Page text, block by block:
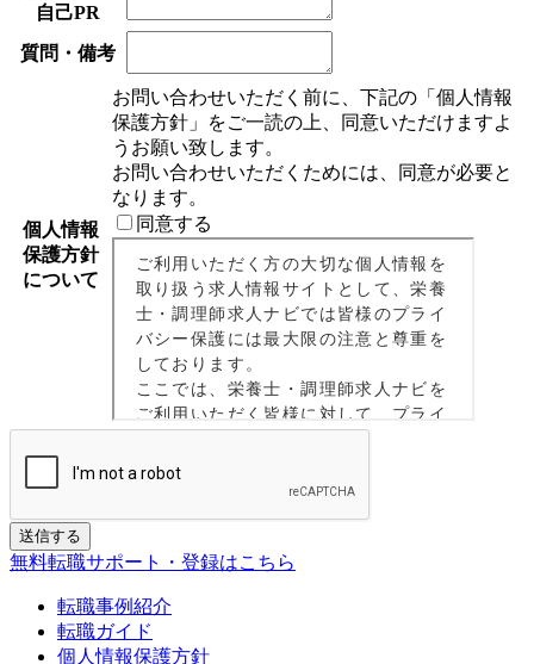
自己PR
質問・備考
個人情報
保護方針
について
お問い合わせいただく前に、下記の「個人情報
保護方針」をご一読の上、同意いただけますよ
うお願い致します。
お問い合わせいただくためには、同意が必要と
なります。
同意する
If
you
are
human,
ignore
送信する
無料転職サポート・登録はこちら
転職事例紹介
転職ガイド
個人情報保護方針